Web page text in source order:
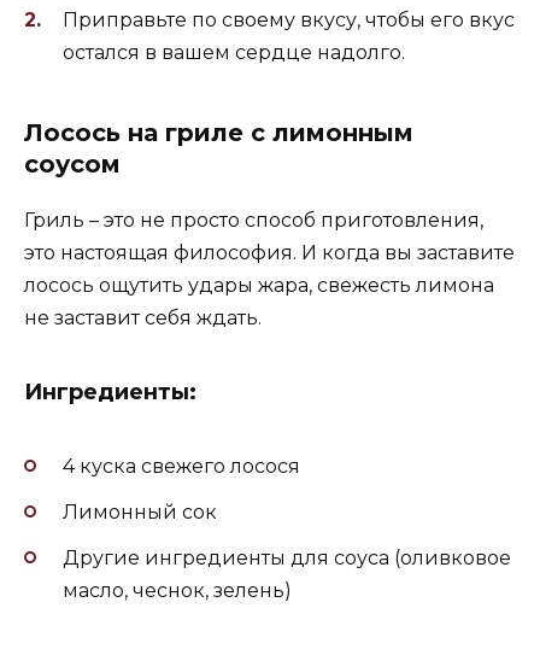
Приправьте по своему вкусу, чтобы его вкус
остался в вашем сердце надолго.
Лосось на гриле с лимонным
соусом
Гриль – это не просто способ приготовления,
это настоящая философия. И когда вы заставите
лосось ощутить удары жара, свежесть лимона
не заставит себя ждать.
Ингредиенты:
4 куска свежего лосося
Лимонный сок
Другие ингредиенты для соуса (оливковое
масло, чеснок, зелень)